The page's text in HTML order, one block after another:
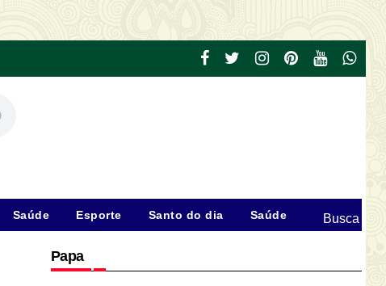
Saúde Esporte Santo do dia Saúde Busca
Papa